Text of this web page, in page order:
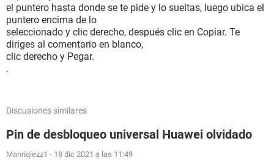
el puntero hasta donde se te pide y lo sueltas, luego ubica el
puntero encima de lo
seleccionado y clic derecho, después clic en Copiar. Te
diriges al comentario en blanco,
clic derecho y Pegar.
.
Discusiones similares
Pin de desbloqueo universal Huawei olvidado
Manriqiezz1 - 18 dic 2021 a las 11:49